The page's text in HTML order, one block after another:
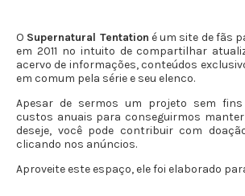
O Supernatural Tentation é um site de fãs
em 2011 no intuito de compartilhar
acervo de informações, conteúdos
em comum pela série e seu elenco.
Apesar de sermos um projeto sem
custos anuais para conseguirmos manter
deseje, você pode contribuir com
clicando nos anúncios.
Aproveite este espaço, ele foi elaborado